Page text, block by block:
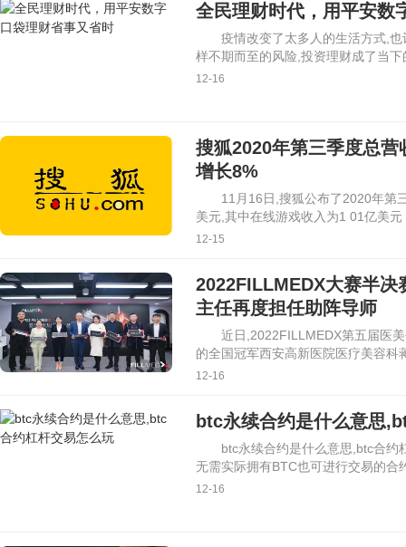
全民理财时代，用平安数
疫情改变了太多人的生活方式,
样不期而至的风险,投资理财成了当
12-16
搜狐2020年第三季度总
增长8%
11月16日,搜狐公布了2020年第
美元,其中在线游戏收入为1 01亿美元
12-15
2022FILLMEDX大赛半决
主任再度担任助阵导师
近日,2022FILLMEDX第五届医
的全国冠军西安高新医院医疗美容科
12-16
btc永续合约是什么意思
btc永续合约是什么意思,btc合约
无需实际拥有BTC也可进行交易的合
12-16